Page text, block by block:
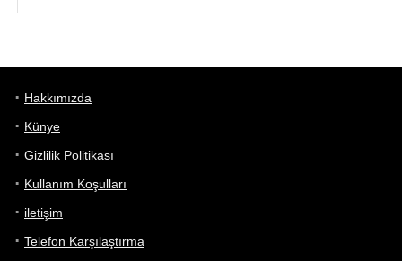
Hakkımızda
Künye
Gizlilik Politikası
Kullanım Koşulları
iletişim
Telefon Karşılaştırma